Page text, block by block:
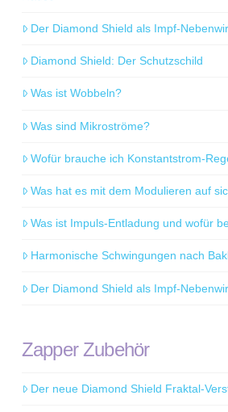
Der Diamond Shield als Impf-
Diamond Shield: Der Schutzschild
Was ist Wobbeln?
Was sind Mikroströme?
Wofür brauche ich Konstantstrom-
Was hat es mit dem Modulieren auf
Was ist Impuls-Entladung und wofür
Harmonische Schwingungen nach
Der Diamond Shield als Impf-
Zapper Zubehör
Der neue Diamond Shield Fraktal-